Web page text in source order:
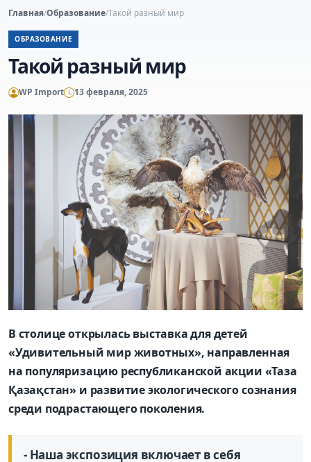
Главная/Образование/Такой разный мир
ОБРАЗОВАНИЕ
Такой разный мир
WP Import 13 февраля, 2025
В столице открылась выставка для детей
«Удивительный мир животных», направленная
на популяризацию республиканской акции «Таза
Қазақстан» и развитие экологического сознания
среди подрастающего поколения.
- Наша экспозиция включает в себя